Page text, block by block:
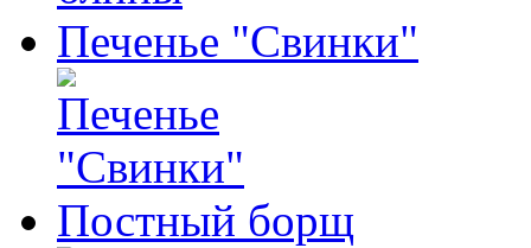
Печенье "Свинки"
Постный борщ